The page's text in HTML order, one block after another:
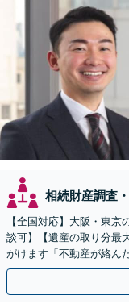
相続財産調査
【全国対応】大阪・東
談可】【遺産の取り分最
がけます「不動産が絡ん
執行／事業承継など、お